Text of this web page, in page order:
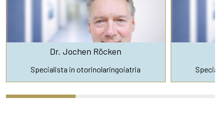
Dr. Jochen Röcken
Specialista in otorinolaringoiatria